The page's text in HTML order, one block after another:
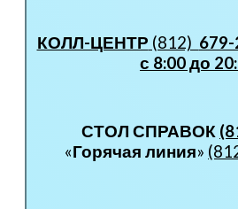
КОЛЛ-ЦЕНТР (812)
с 8:00 до
СТОЛ СПРАВОК
«Горячая линия»